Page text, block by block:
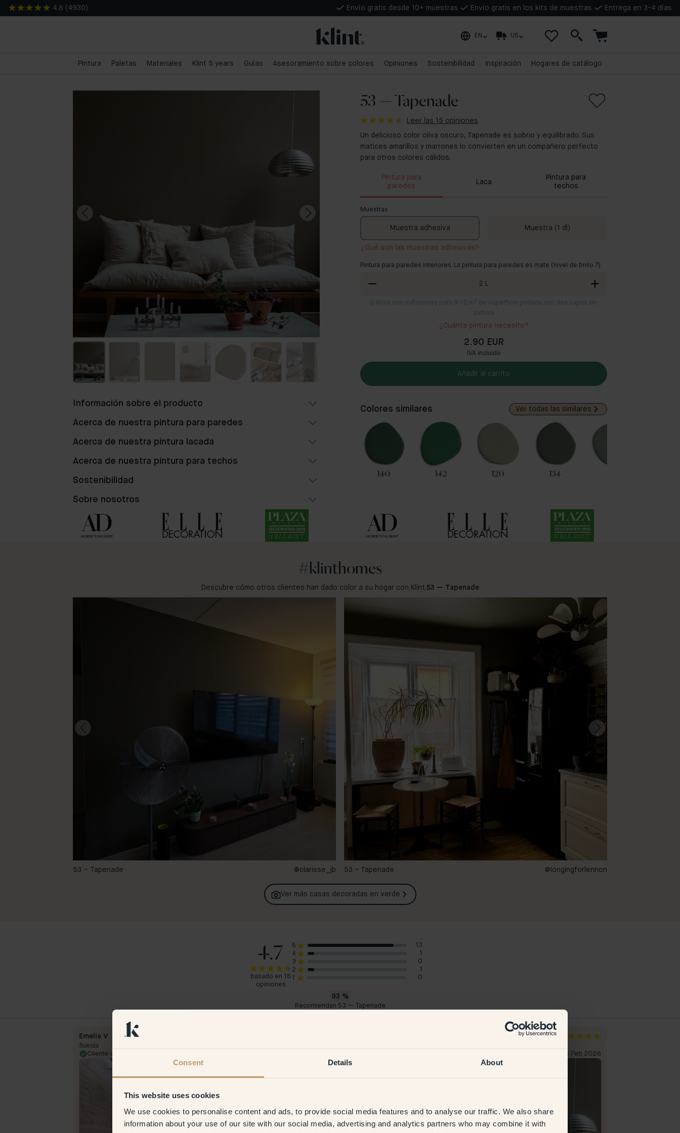
Consent Details About
This website uses cookies
We use cookies to personalise content and ads, to provide social media features and to analyse our traffic. We also share
information about your use of our site with our social media, advertising and analytics partners who may combine it with
4.8 ( 4930 ) Envío gratis desde 10+ muestras Envío gratis en los kits de muestras Entrega en 3-4 días
EN US
Pintura Paletas Materiales Klint 5 years Guías Asesoramiento sobre colores Opiniones Sostenibilidad Inspiración Hogares de catálogo
53 — Tapenade
Leer las 15 opiniones
Un delicioso color oliva oscuro, Tapenade es sobrio y equilibrado. Sus
matices amarillos y marrones lo convierten en un compañero perfecto
para otros colores cálidos.
Pintura para
paredes
Laca
Pintura para
techos
Muestras
Muestra adhesiva Muestra (1 dl)
¿Qué son las muestras adhesivas?
Pintura para paredes interiores. La pintura para paredes es mate (nivel de brillo 7).
2 L
2
litros son suficientes para 8-12 m² de superficie pintada con dos capas de
pintura
¿Cuánta pintura necesito?
2.90 EUR
IVA incluido
Añadir al carrito
Colores similares Ver todas las similares
140 142 120 134
Información sobre el producto
Acerca de nuestra pintura para paredes
Acerca de nuestra pintura lacada
Acerca de nuestra pintura para techos
Sostenibilidad
Sobre nosotros
#klinthomes
Descubre cómo otros clientes han dado color a su hogar con Klint.53 — Tapenade
53 – Tapenade @clarisse_jb 53 – Tapenade @longingforlennon
Ver más casas decoradas en verde
4.7
basado en 15
opiniones
5
13
4
1
3
0
2
1
1
0
93 %
Recomiendan 53 — Tapenade
Emelie V
Suecia
Cliente verificado
6 Feb 2026